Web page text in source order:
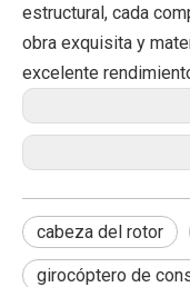
estructural, cada
obra exquisita y
excelente
cabeza del rotor
girocóptero de